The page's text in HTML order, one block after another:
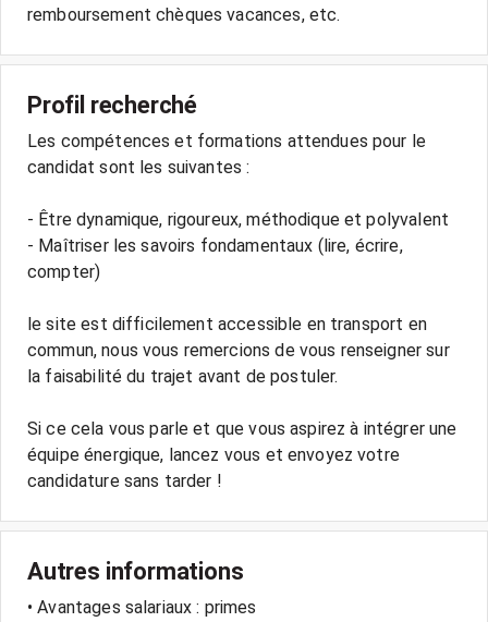
Profil recherché
Les compétences et formations attendues pour le
candidat sont les suivantes :
- Être dynamique, rigoureux, méthodique et polyvalent
- Maîtriser les savoirs fondamentaux (lire, écrire,
compter)
le site est difficilement accessible en transport en
commun, nous vous remercions de vous renseigner sur
la faisabilité du trajet avant de postuler.
Si ce cela vous parle et que vous aspirez à intégrer une
équipe énergique, lancez vous et envoyez votre
Autres informations
• Avantages salariaux : primes